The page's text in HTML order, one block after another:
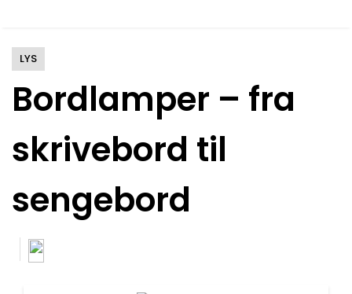
Bordlamper – fra
skrivebord til
sengebord
LYS